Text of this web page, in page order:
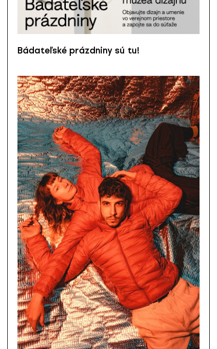
Bádateľské prázdniny sú tu!